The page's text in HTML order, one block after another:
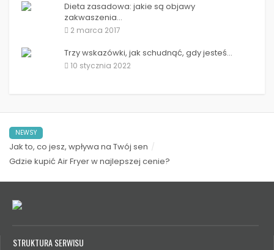
Dieta zasadowa: jakie są objawy
zakwaszenia...
2 marca 2017
Trzy wskazówki, jak schudnąć, gdy jesteś...
10 stycznia 2022
NEWSY
Jak to, co jesz, wpływa na Twój sen
Gdzie kupić Air Fryer w najlepszej cenie?
STRUKTURA SERWISU